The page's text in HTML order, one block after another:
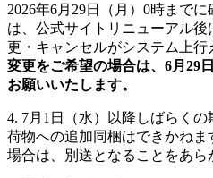
2026年6月29日（月）0時まで
は、公式サイトリニューアル
更・キャンセルがシステム上行
変更をご希望の場合は、6月29
お願いいたします。
4. 7月1日（水）以降しばらく
荷物への追加同梱はできかね
場合は、別送となることをあら